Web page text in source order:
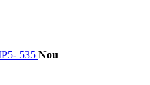
Nou